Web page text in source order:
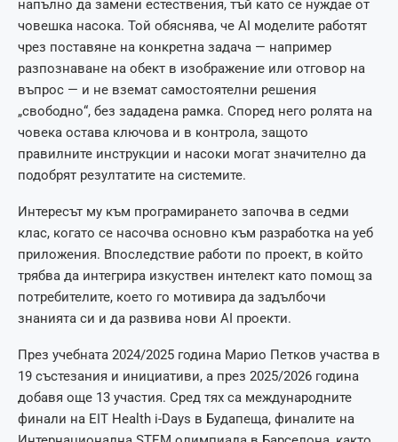
напълно да замени естествения, тъй като се нуждае от
човешка насока. Той обяснява, че AI моделите работят
чрез поставяне на конкретна задача — например
разпознаване на обект в изображение или отговор на
въпрос — и не вземат самостоятелни решения
„свободно“, без зададена рамка. Според него ролята на
човека остава ключова и в контрола, защото
правилните инструкции и насоки могат значително да
подобрят резултатите на системите.
Интересът му към програмирането започва в седми
клас, когато се насочва основно към разработка на уеб
приложения. Впоследствие работи по проект, в който
трябва да интегрира изкуствен интелект като помощ за
потребителите, което го мотивира да задълбочи
знанията си и да развива нови AI проекти.
През учебната 2024/2025 година Марио Петков участва в
19 състезания и инициативи, а през 2025/2026 година
добавя още 13 участия. Сред тях са международните
финали на EIT Health i-Days в Будапеща, финалите на